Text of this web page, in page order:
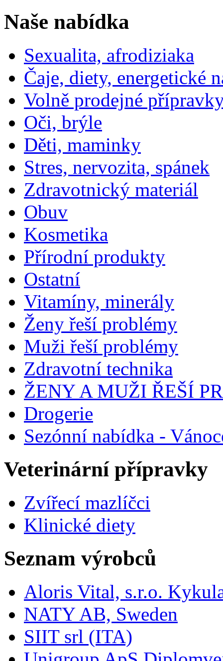
Naše nabídka
Sexualita, afrodiziaka
Čaje, diety, energetické
Volně prodejné
Oči, brýle
Děti, maminky
Stres, nervozita, spánek
Zdravotnický materiál
Obuv
Kosmetika
Přírodní produkty
Ostatní
Vitamíny, minerály
Ženy řeší problémy
Muži řeší problémy
Zdravotní technika
ŽENY A MUŽI ŘEŠÍ
Drogerie
Sezónní nabídka -
Veterinární přípravky
Zvířecí mazlíčci
Klinické diety
Seznam výrobců
Aloris Vital, s.r.o.
NATY AB, Sweden
SIIT srl (ITA)